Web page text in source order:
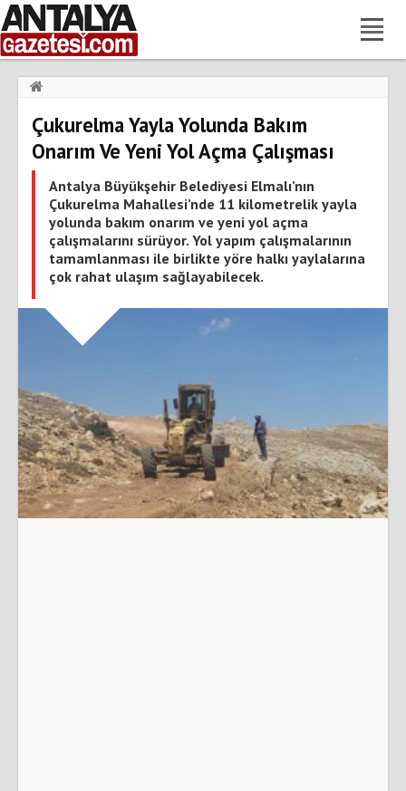
Çukurelma Yayla Yolunda Bakım Onarım Ve Yeni Yol Açma
Çalışması
Çukurelma Yayla Yolunda Bakım
Onarım Ve Yeni Yol Açma Çalışması
Antalya Büyükşehir Belediyesi Elmalı’nın
Çukurelma Mahallesi’nde 11 kilometrelik yayla
yolunda bakım onarım ve yeni yol açma
çalışmalarını sürüyor. Yol yapım çalışmalarının
tamamlanması ile birlikte yöre halkı yaylalarına
çok rahat ulaşım sağlayabilecek.